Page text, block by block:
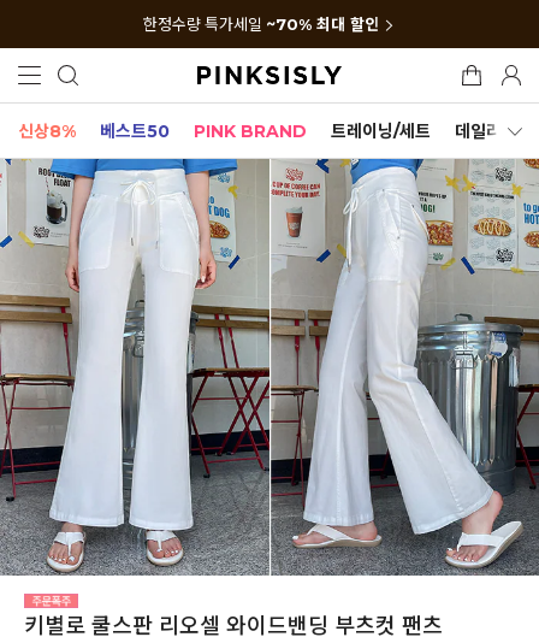
한정수량 특가세일 ~70% 최대 할인
신상8% 베스트50 PINK BRAND 트레이닝/세트 데일리세트
키별로 쿨스판 리오셀 와이드밴딩 부츠컷 팬츠